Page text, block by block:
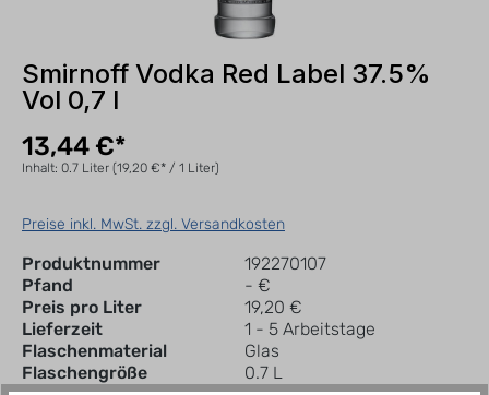
Smirnoff Vodka Red Label 37.5%
Vol 0,7 l
13,44 €*
Inhalt: 0.7 Liter (19,20 €* / 1 Liter)
Preise inkl. MwSt. zzgl. Versandkosten
Produktnummer
192270107
Pfand
- €
Preis pro Liter
19,20 €
Lieferzeit
1 - 5 Arbeitstage
Flaschenmaterial
Glas
Flaschengröße
0.7 L